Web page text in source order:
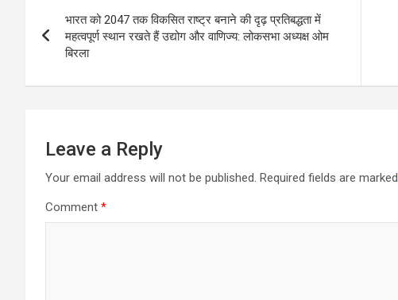
o
o
k
A
p
n
navigation
भारत को 2047 तक विकसित राष्ट्र बनाने की दृढ़ प्रतिबद्धता में
महत्वपूर्ण स्थान रखते हैं उद्योग और वाणिज्य: लोकसभा अध्यक्ष ओम
बिरला
Leave a Reply
Your email address will not be published. Required fields are marked
Comment *